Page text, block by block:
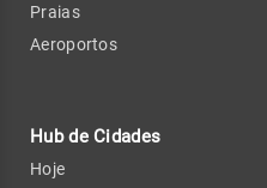
Praias
Aeroportos
Hub de Cidades
Hoje